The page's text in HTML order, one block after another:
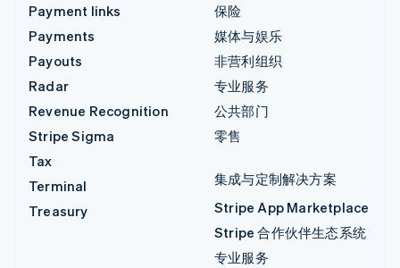
Payment links
Payments
Payouts
Radar
Revenue Recognition
Stripe Sigma
Tax
Terminal
Treasury
保险
媒体与娱乐
非营利组织
专业服务
公共部门
零售
集成与定制解决方案
Stripe App Marketplace
Stripe 合作伙伴生态系统
专业服务